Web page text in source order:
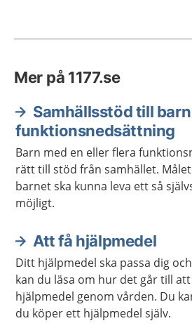
Mer på 1177.se
Samhällsstöd till
funktionsnedsättning
Barn med en eller flera
rätt till stöd från samhället.
barnet ska kunna leva ett så
möjligt.
Att få hjälpmedel
Ditt hjälpmedel ska passa dig
kan du läsa om hur det går till
hjälpmedel genom vården. Du
du köper ett hjälpmedel själv.